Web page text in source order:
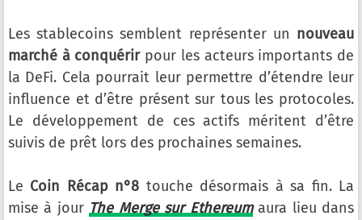
Les stablecoins semblent représenter un nouveau
marché à conquérirpour les acteurs importants de
la DeFi. Cela pourrait leur permettre d’étendre leur
influence et d’être présent sur tous les protocoles.
Le développement de ces actifs méritent d’être
suivis de prêt lors des prochaines semaines.
Le Coin Récap n°8 touche désormais à sa fin. La
mise à jour The Merge sur Ethereumaura lieu dans